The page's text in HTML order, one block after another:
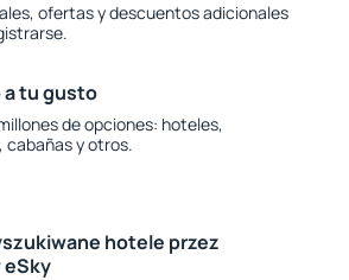
ofertas y descuentos adicionales
tu gusto
de opciones: hoteles,
y otros.
hotele przez